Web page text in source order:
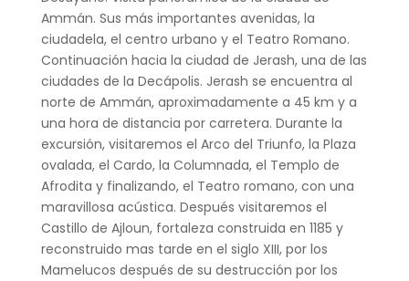
Ammán. Sus más importantes avenidas, la
ciudadela, el centro urbano y el Teatro Romano.
Continuación hacia la ciudad de Jerash, una de las
ciudades de la Decápolis. Jerash se encuentra al
norte de Ammán, aproximadamente a 45 km y a
una hora de distancia por carretera. Durante la
excursión, visitaremos el Arco del Triunfo, la Plaza
ovalada, el Cardo, la Columnada, el Templo de
Afrodita y finalizando, el Teatro romano, con una
maravillosa acústica. Después visitaremos el
Castillo de Ajloun, fortaleza construida en 1185 y
reconstruido mas tarde en el siglo XIII, por los
Mamelucos después de su destrucción por los